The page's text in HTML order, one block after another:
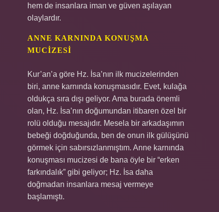
hem de insanlara iman ve güven aşılayan
olaylardır.
ANNE KARNINDA KONUŞMA
MUCIZESI
Kur’an’a göre Hz. İsa’nın ilk mucizelerinden
biri, anne karnında konuşmasıdır. Evet, kulağa
oldukça sıra dışı geliyor. Ama burada önemli
olan, Hz. İsa’nın doğumundan itibaren özel bir
rolü olduğu mesajıdır. Mesela bir arkadaşımın
bebeği doğduğunda, ben de onun ilk gülüşünü
görmek için sabırsızlanmıştım. Anne karnında
konuşması mucizesi de bana öyle bir “erken
farkındalık” gibi geliyor; Hz. İsa daha
doğmadan insanlara mesaj vermeye
başlamıştı.